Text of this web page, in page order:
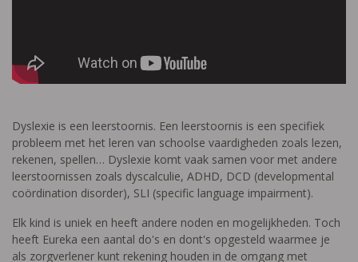
Dyslexie is een leerstoornis. Een leerstoornis is een specifiek
probleem met het leren van schoolse vaardigheden zoals lezen,
rekenen, spellen… Dyslexie komt vaak samen voor met andere
leerstoornissen zoals dyscalculie, ADHD, DCD (developmental
coördination disorder), SLI (specific language impairment).
Elk kind is uniek en heeft andere noden en mogelijkheden. Toch
heeft Eureka een aantal do's en dont's opgesteld waarmee je
als zorgverlener kunt rekening houden in de omgang met